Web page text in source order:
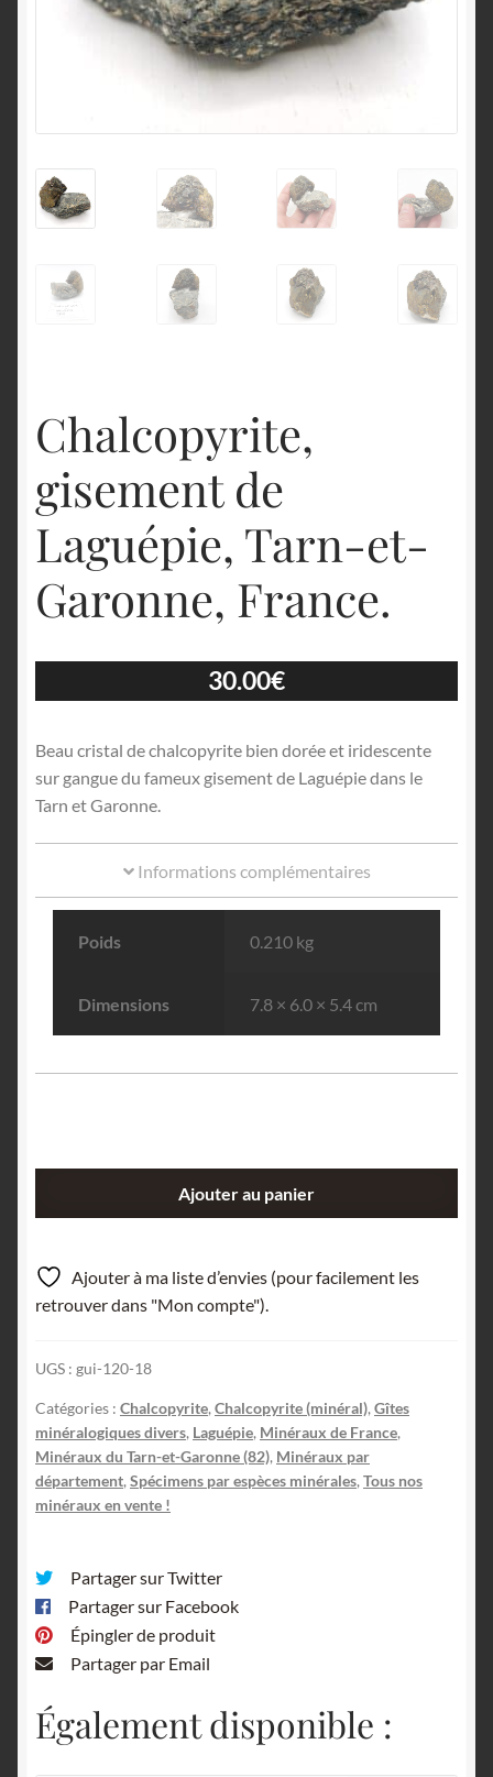
Chalcopyrite,
gisement de
Laguépie, Tarn-et-
Garonne, France.
30.00€
Beau cristal de chalcopyrite bien dorée et iridescente
sur gangue du fameux gisement de Laguépie dans le
Tarn et Garonne.
Informations complémentaires
Poids 0.210 kg
Dimensions 7.8 × 6.0 × 5.4 cm
gisement
de
Laguépie,
et-
Garonne,
France.
Ajouter au panier
Ajouter à ma liste d’envies (pour facilement les
retrouver dans "Mon compte").
UGS : gui-120-18
Catégories : Chalcopyrite,Chalcopyrite (minéral),Gîtes
minéralogiques divers, Laguépie, Minéraux de France,
Minéraux du Tarn-et-Garonne (82), Minéraux par
département,Spécimens par espèces minérales,Tous nos
minéraux en vente !
Partager sur Twitter
Partager sur Facebook
Épingler de produit
Partager par Email
Également disponible :